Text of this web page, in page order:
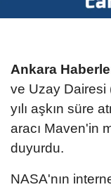
Ankara
ve Uzay Dairesi
yılı aşkın süre
aracı Maven'in
duyurdu.
NASA'nın